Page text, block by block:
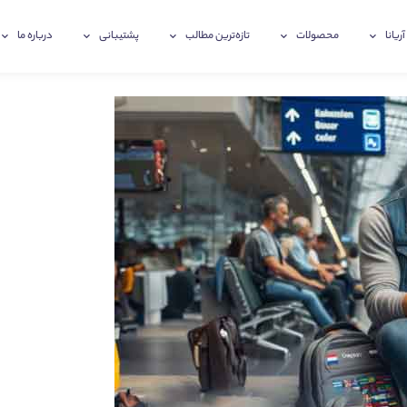
آریانا محصولات تازه‌ترین‌ مطالب پشتیبانی درباره ما